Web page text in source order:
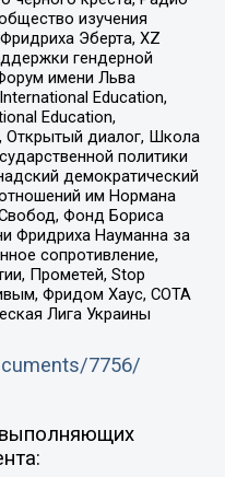
изучения
Эберта, XZ
гендерной
имени Льва
Education,
Education,
Открытый диалог, Школа
политики
демократический
им Нормана
Фонд Бориса
Фридриха Науманна за
сопротивление,
Прометей, Stop
Фридом Хаус, СОТА
Лига Украины
7756/